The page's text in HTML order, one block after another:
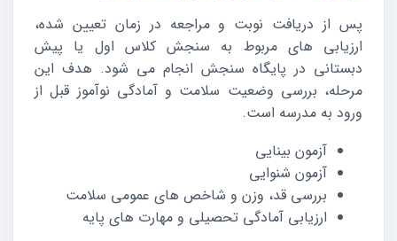
پس از دریافت نوبت و مراجعه در زمان تعیین شده،
ارزیابی های مربوط به سنجش کلاس اول یا پیش
دبستانی در پایگاه سنجش انجام می شود. هدف این
مرحله، بررسی وضعیت سلامت و آمادگی نوآموز قبل از
ورود به مدرسه است.
آزمون بینایی
آزمون شنوایی
بررسی قد، وزن و شاخص های عمومی سلامت
ارزیابی آمادگی تحصیلی و مهارت های پایه